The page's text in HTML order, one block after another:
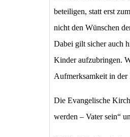
beteiligen, statt erst
nicht den Wünschen
Dabei gilt sicher auch
Kinder aufzubringen.
Aufmerksamkeit in der
Die Evangelische
werden – Vater sein“